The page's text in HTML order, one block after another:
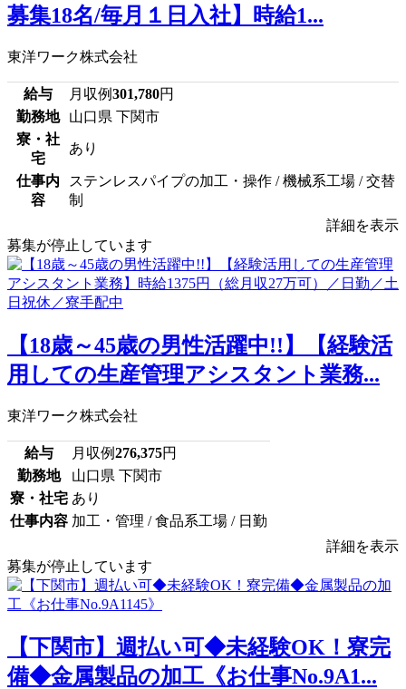
募集18名/毎月１日入社】時給1...
東洋ワーク株式会社
給与 月収例301,780円
勤務地
山口県 下関市
寮・社
宅
あり
仕事内
容
ステンレスパイプの加工・操作 / 機械系工場 / 交替
制
詳細を表示
募集が停止しています
【18歳～45歳の男性活躍中!!】【経験活
用しての生産管理アシスタント業務...
東洋ワーク株式会社
給与 月収例276,375円
勤務地
山口県 下関市
寮・社宅 あり
仕事内容 加工・管理 / 食品系工場 / 日勤
詳細を表示
募集が停止しています
【下関市】週払い可◆未経験OK！寮完
備◆金属製品の加工《お仕事No.9A1...